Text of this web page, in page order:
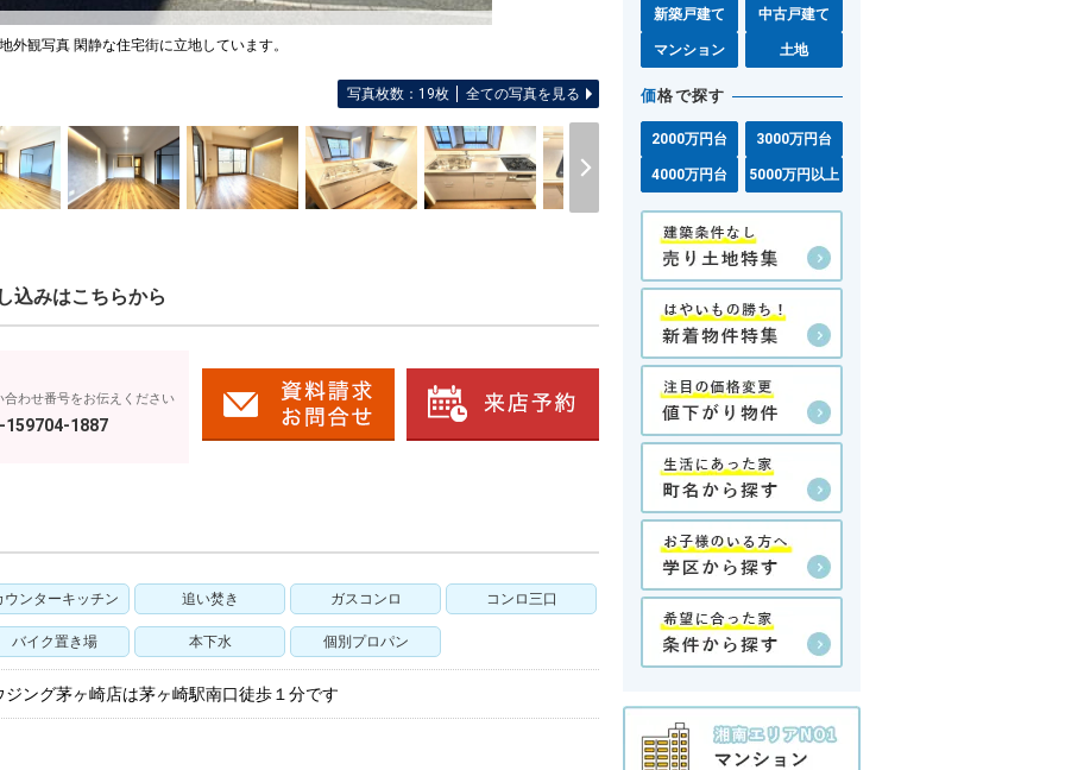
外観写真 閑静な住宅街に立地しています。
写真枚数：19枚 全ての写真を見る
込みはこちらから
合わせ番号をお伝えください
159704-1887
ウンターキッチン 追い焚き ガスコンロ コンロ三口
バイク置き場 本下水 個別プロパン
ング茅ヶ崎店は茅ヶ崎駅南口徒歩１分です
新築戸建て 中古戸建て
マンション 土地
価格で探す
2000万円台 3000万円台
4000万円台 5000万円以上